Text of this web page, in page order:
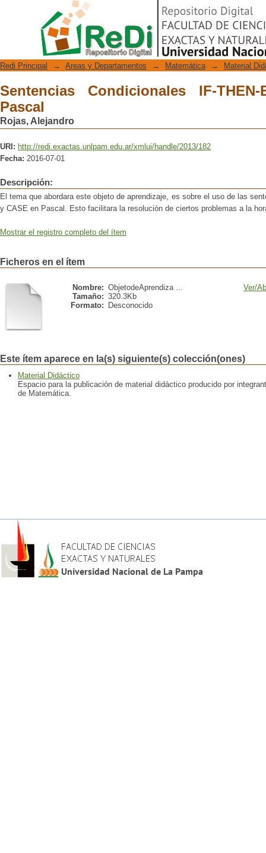
Sentencias Condicionales IF-THEN-
Repositorio Digital
Redi Principal → Areas y Departamentos → Matemática → Material
Sentencias Condicionales IF-
Pascal
Rojas, Alejandro
URI: http://redi.exactas.unlpam.edu.ar/xmlui/handle/2013/182
Fecha: 2016-07-01
Descripción:
El tema que abordara este objeto de aprendizaje, es sobre el uso de las
y CASE en Pascal. Esto facilitara la resolución de ciertos problemas a la
Mostrar el registro completo del ítem
Ficheros en el ítem
Nombre: ObjetodeAprendiza ...
Tamaño: 320.3Kb
Formato:
Desconocido
Ver/
Este ítem aparece en la(s) siguiente(s) colección(ones)
Material Didáctico
Espacio para la publicación de material didáctico producido por
de Matemática.